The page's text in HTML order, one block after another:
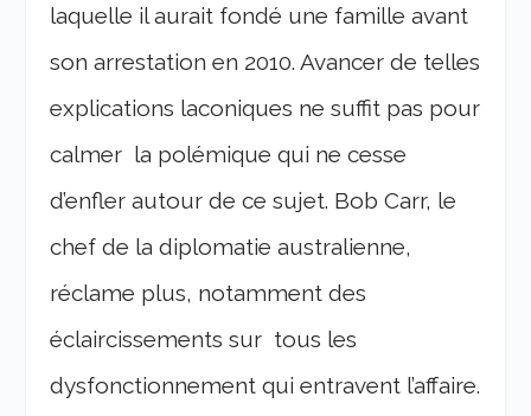
laquelle il aurait fondé une famille avant
son arrestation en 2010. Avancer de telles
explications laconiques ne suffit pas pour
calmer la polémique qui ne cesse
d’enfler autour de ce sujet. Bob Carr, le
chef de la diplomatie australienne,
réclame plus, notamment des
éclaircissements sur tous les
dysfonctionnement qui entravent l’affaire.